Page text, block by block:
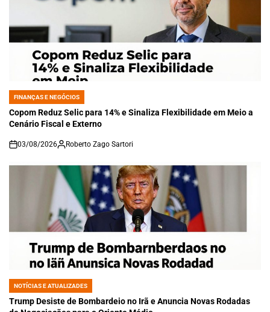
POSTED
IN
FINANÇAS E NEGÓCIOS
Copom Reduz Selic para 14% e Sinaliza Flexibilidade em Meio a
Cenário Fiscal e Externo
on
03/08/2026 Roberto Zago Sartori
POSTED
IN
NOTÍCIAS E ATUALIZADES
Trump Desiste de Bombardeio no Irã e Anuncia Novas Rodadas